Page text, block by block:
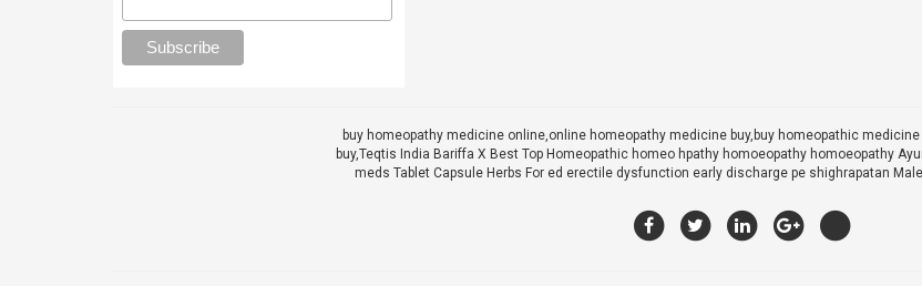
buy homeopathy medicine online,online homeopathy medicine buy, buy homeopathic
buy,Teqtis India Bariffa X Best Top Homeopathic homeo hpathy homoeopathy homoeopathy
meds Tablet Capsule Herbs For ed erectile dysfunction early discharge pe shighrapatan